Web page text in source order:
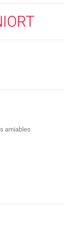
amiables